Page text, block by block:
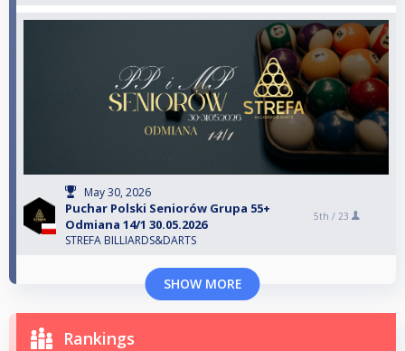
May 30, 2026
Puchar Polski Seniorów Grupa 55+
Odmiana 14/1 30.05.2026
STREFA BILLIARDS&DARTS
5th / 23
SHOW MORE
Rankings